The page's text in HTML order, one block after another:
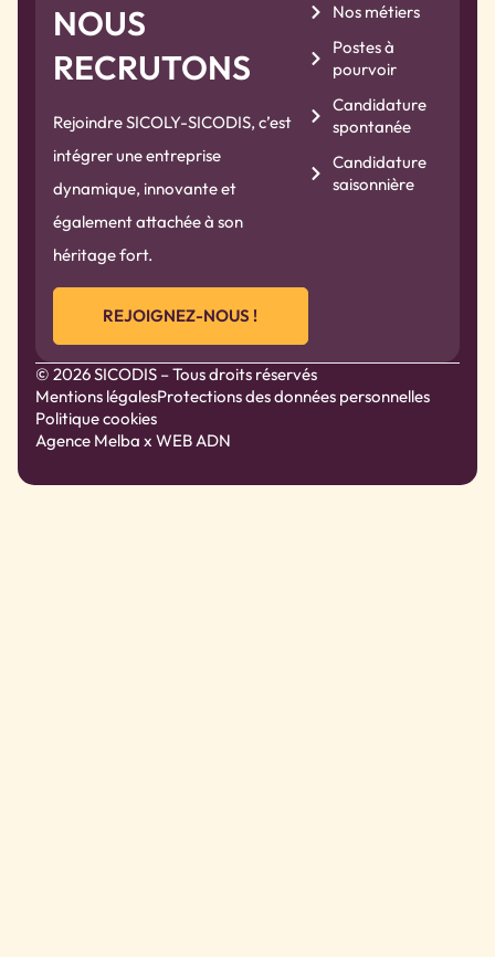
NOUS
RECRUTONS
Rejoindre SICOLY-SICODIS, c’est
intégrer une entreprise
dynamique, innovante et
également attachée à son
héritage fort.
REJOIGNEZ-NOUS !
Nos métiers
Postes à
pourvoir
Candidature
spontanée
Candidature
saisonnière
© 2026 SICODIS – Tous droits réservés
Mentions légalesProtections des données personnelles
Politique cookies
Agence Melba x WEB ADN